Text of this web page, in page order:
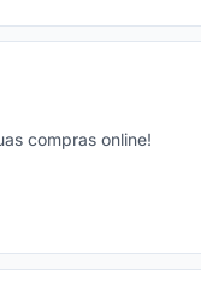
compras online!